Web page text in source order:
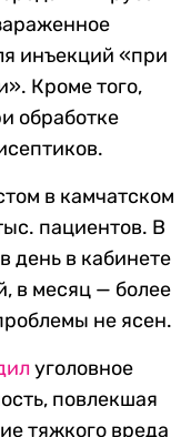
инъекций «при
Кроме того,
обработке
в камчатском
пациентов. В
день в кабинете
в месяц — более
не ясен.
уголовное
повлекшая
тяжкого вреда